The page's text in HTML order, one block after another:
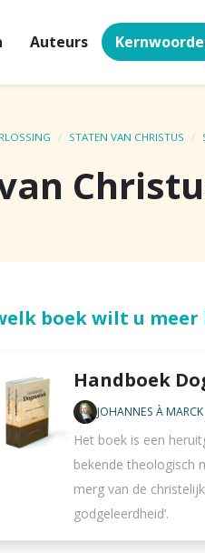
Auteurs
STATEN VAN CHRISTUS
boek wilt u meer
Handboek
JOHANNES À
Het boek is een
bekende theologisch
merg van de
godgeleerdheid’.